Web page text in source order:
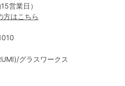
グラスワークス
営業日）
方はこちら